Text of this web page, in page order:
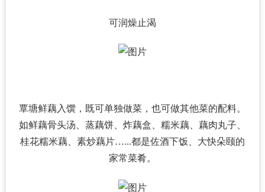
可润燥止渴
覃塘鲜藕入馔，既可单独做菜，也可做其他菜的配料。
如鲜藕骨头汤、蒸藕饼、炸藕盒、糯米藕、藕肉丸子、
桂花糯米藕、素炒藕片…...都是佐酒下饭、大快朵颐的
家常菜肴。